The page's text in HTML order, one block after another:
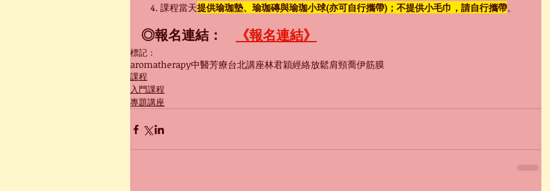
4. 課程當天提供瑜珈墊、瑜珈磚與瑜珈小球(亦可自行攜帶)；不提供小毛巾，請自行攜帶。
◎報名連結： 《報名連結》
標記：
aromatherapy中醫芳療台北講座林君穎經絡放鬆肩頸喬伊筋膜
課程
入門課程
專題講座